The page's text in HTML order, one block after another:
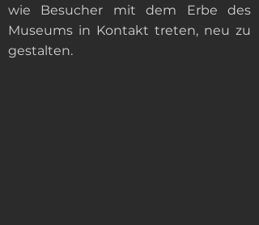
wie Besucher mit dem Erbe des
Museums in Kontakt treten, neu zu
gestalten.